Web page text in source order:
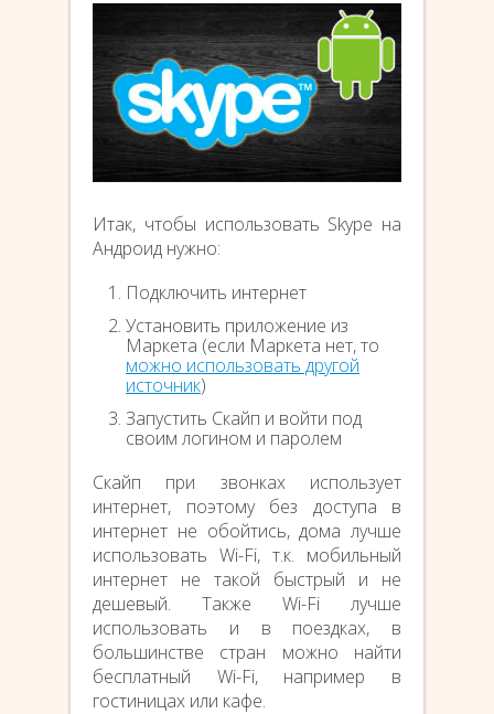
Итак, чтобы использовать Skype на
Андроид нужно:
Подключить интернет
Установить приложение из
Маркета (если Маркета нет, то
можно использовать другой
источник)
Запустить Скайп и войти под
своим логином и паролем
Скайп при звонках использует
интернет, поэтому без доступа в
интернет не обойтись, дома лучше
использовать Wi-Fi, т.к. мобильный
интернет не такой быстрый и не
дешевый. Также Wi-Fi лучше
использовать и в поездках, в
большинстве стран можно найти
бесплатный Wi-Fi, например в
гостиницах или кафе.